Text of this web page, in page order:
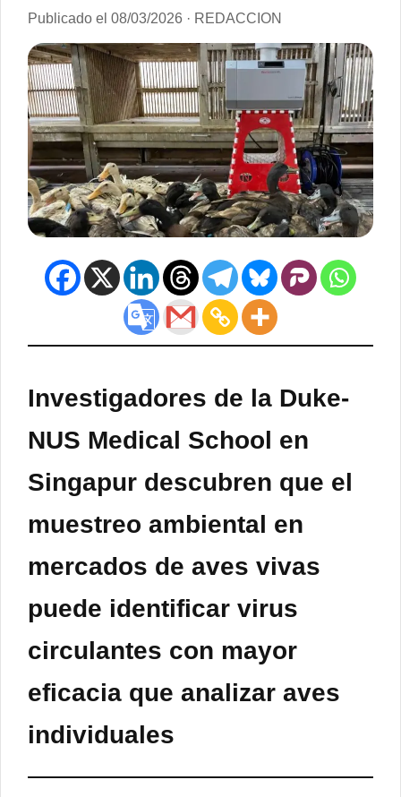
Publicado el 08/03/2026 · REDACCION
Investigadores de la Duke-
NUS Medical School en
Singapur descubren que el
muestreo ambiental en
mercados de aves vivas
puede identificar virus
circulantes con mayor
eficacia que analizar aves
individuales